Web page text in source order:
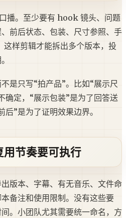
播。至少要有 hook 镜头、问题
前后状态、包装、尺寸参照、手
样剪辑才能拆出多个版本，投
是只写“拍产品”。比如“展示尺
确定，“展示包装”是为了回答送
”是为了证明效果边界。
用节奏要可执行
版本、字幕、有无音乐、文件命
备注和使用限制。没有这些要
。小团队尤其需要统一命名，方